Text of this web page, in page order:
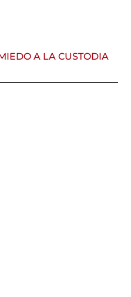
A LA CUSTODIA